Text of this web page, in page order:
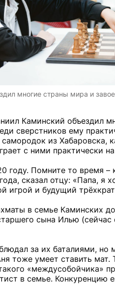
многие страны мира и
Каминский объездил
сверстников ему
из Хабаровска,
с ними практически
году. Помните то время
сказал отцу: «Папа, я
игрой и будущий
в семье Каминских
сына Илью
за их баталиями, но
тоже умеет ставить
«междусобойчика»
в семье. Конкуренцию